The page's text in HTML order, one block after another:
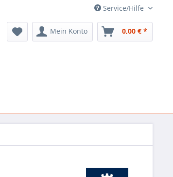
Service/Hilfe
Mein Konto 0,00 € *